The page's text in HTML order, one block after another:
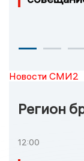
Новости СМИ2
Регион
12:00